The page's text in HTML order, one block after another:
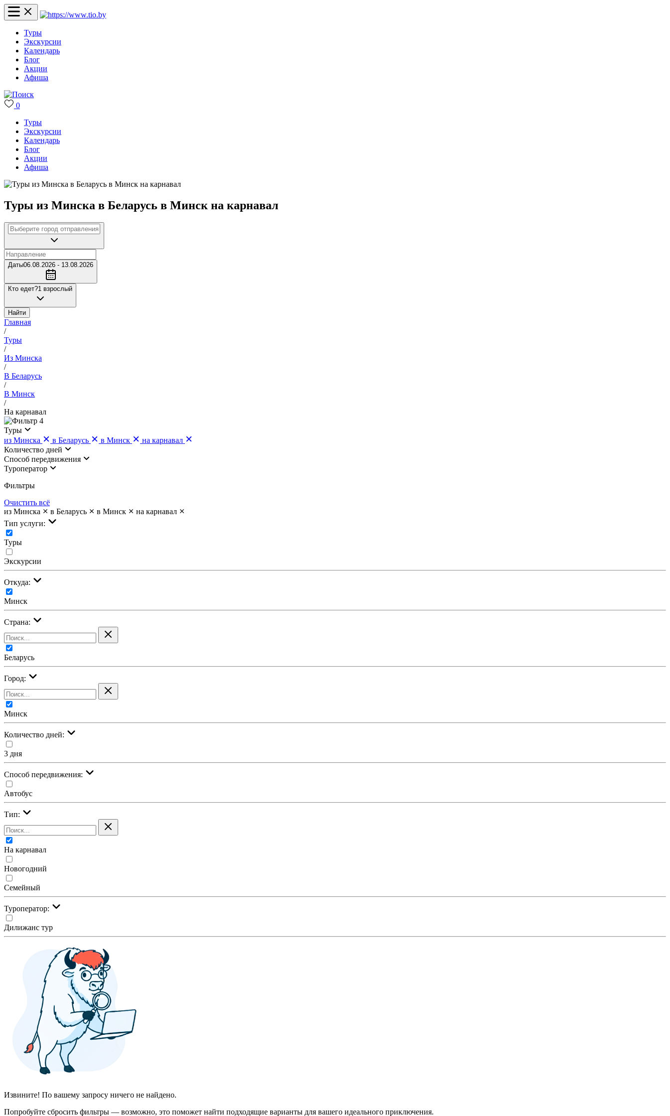
Туры
Экскурсии
Календарь
Блог
Акции
Афиша
0
Туры
Экскурсии
Календарь
Блог
Акции
Афиша
Туры из Минска в Беларусь в Минск на карнавал
Даты06.08.2026 - 13.08.2026
Кто едет?1 взрослый
Найти
Главная
/
Туры
/
Из Минска
/
В Беларусь
/
В Минск
/
На карнавал
4
Туры
из Минска
в Беларусь в Минск
на карнавал
Количество дней
Cпособ передвижения
Туроператор
Фильтры
Очистить всё
из Минска
в Беларусь в Минск
на карнавал
Тип услуги:
Туры
Экскурсии
Откуда:
Минск
Страна:
Беларусь
Город:
Минск
Количество дней:
3 дня
Cпособ передвижения:
Автобус
Тип:
На карнавал
Новогодний
Семейный
Туроператор:
Дилижанс тур
Извините! По вашему запросу ничего не найдено.
Попробуйте сбросить фильтры — возможно, это поможет найти подходящие варианты для вашего идеального приключения.